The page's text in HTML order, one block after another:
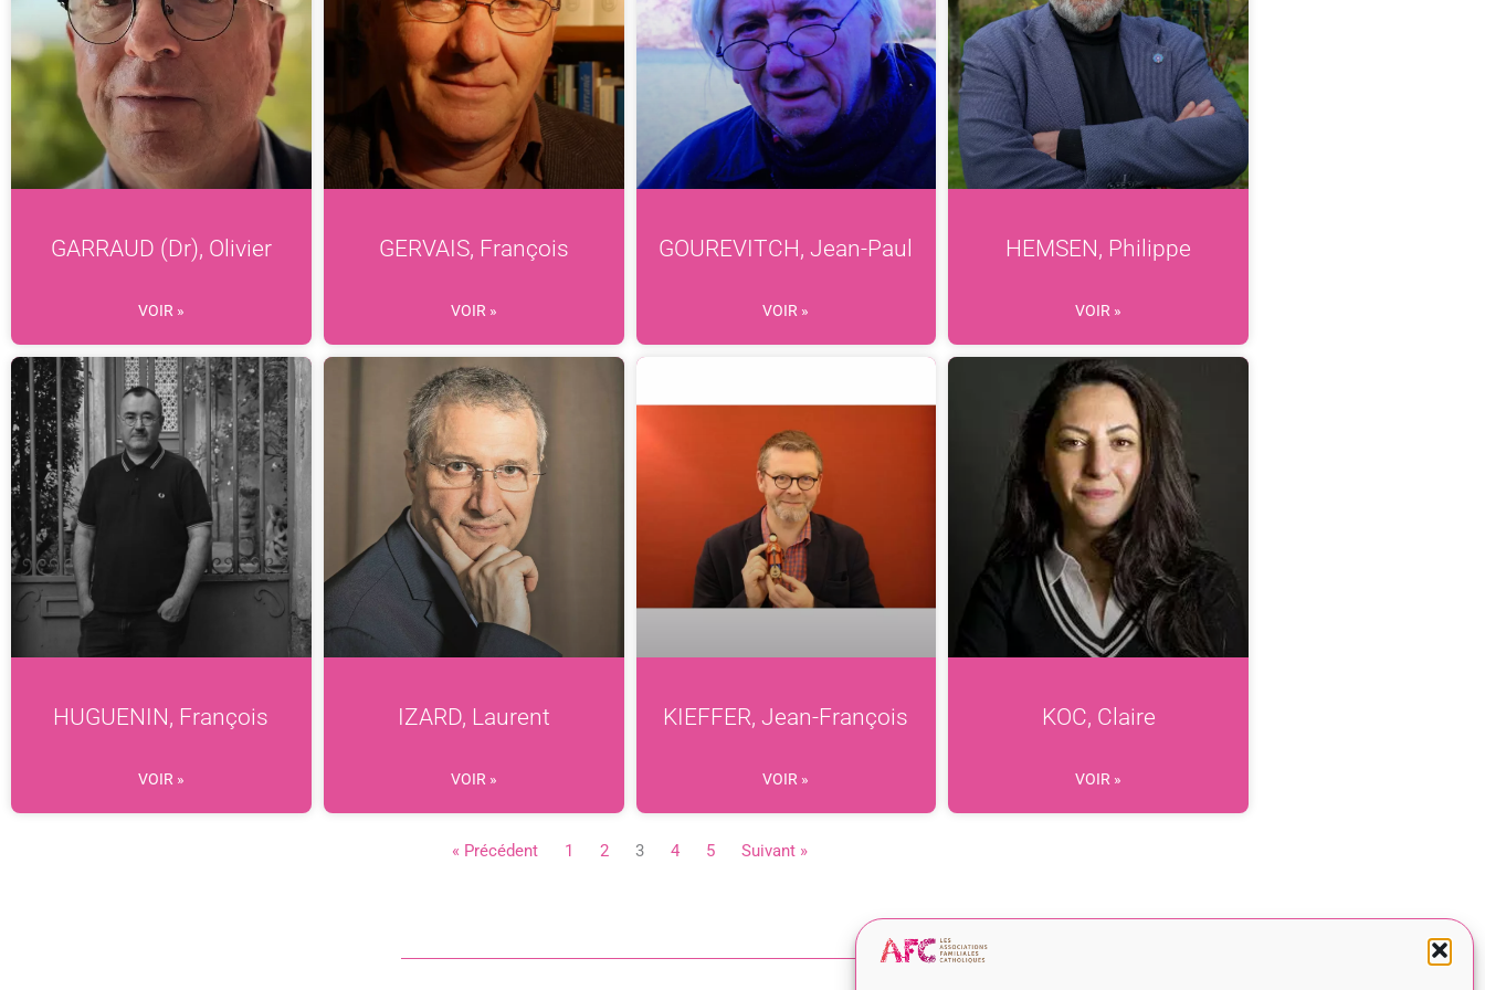
GARRAUD (Dr), Olivier
VOIR »
GERVAIS, François
VOIR »
GOUREVITCH, Jean-Paul
VOIR »
HEMSEN, Philippe
VOIR »
HUGUENIN, François
VOIR »
IZARD, Laurent
VOIR »
KIEFFER, Jean-François
VOIR »
KOC, Claire
VOIR »
« Précédent 1 2 3 4 5 Suivant »